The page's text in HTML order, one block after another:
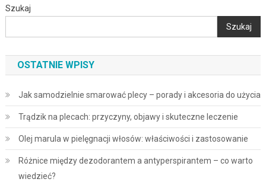
Szukaj
Szukaj
OSTATNIE WPISY
Jak samodzielnie smarować plecy – porady i akcesoria do użycia
Trądzik na plecach: przyczyny, objawy i skuteczne leczenie
Olej marula w pielęgnacji włosów: właściwości i zastosowanie
Różnice między dezodorantem a antyperspirantem – co warto
wiedzieć?